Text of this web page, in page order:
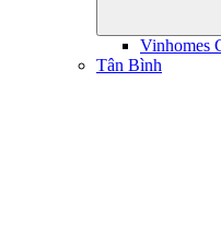
Vinhomes
Tân Bình